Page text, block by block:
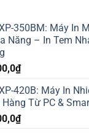
350BM: Máy In
Năng – In Tem
₫
420B: Máy In
Từ PC &
₫